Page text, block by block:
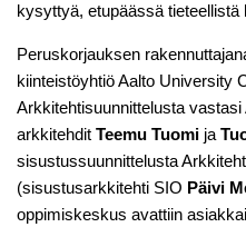
kysyttyä, etupäässä tieteellistä
Peruskorjauksen
kiinteistöyhtiö Aalto University
Arkkitehtisuunnittelusta
arkkitehdit Teemu Tuomi ja
sisustussuunnittelusta
(sisustusarkkitehti SIO Päivi
oppimiskeskus avattiin